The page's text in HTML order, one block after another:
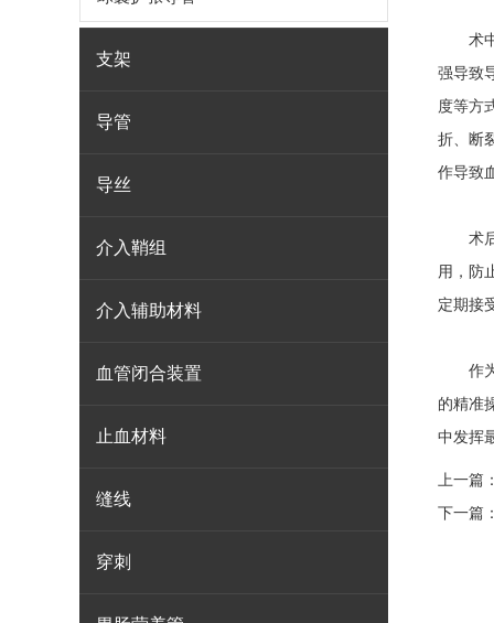
支架
导管
导丝
介入鞘组
介入辅助材料
血管闭合装置
止血材料
缝线
穿刺
术中
强导致
度等方
折、断
作导致
术后
用，防
定期接
作为
的精准
中发挥
上一篇
下一篇